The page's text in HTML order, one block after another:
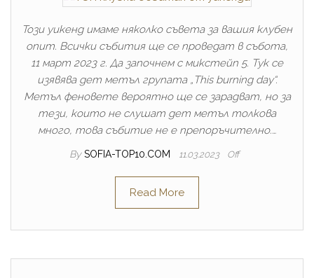
Този уикенд имаме няколко съвета за вашия клубен
опит. Всички събития ще се проведат в събота,
11 март 2023 г. Да започнем с микстейп 5. Тук се
изявява дет метъл групата „This burning day“.
Метъл феновете вероятно ще се зарадват, но за
тези, които не слушат дет метъл толкова
много, това събитие не е препоръчително.…
By SOFIA-TOP10.COM 11.03.2023 Off
Read More